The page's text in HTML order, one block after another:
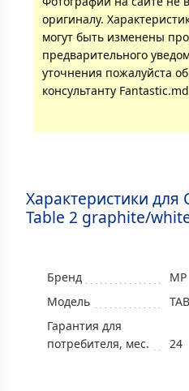
оригиналу.
могут быть изменены
предварительного
уточнения пожалуйста
консультанту
Характеристики
Table 2 graphite/
Бренд
MP
Модель
Гарантия для
потребителя, мес.
24